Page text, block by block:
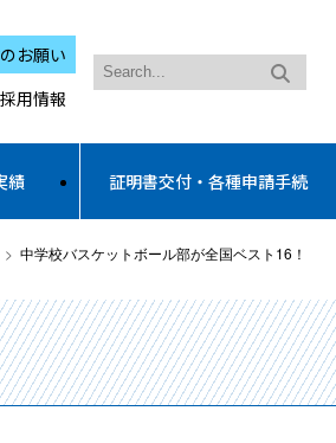
お願い
採用情報
績 証明書交付・各種申請手続
中学校バスケットボール部が全国ベスト16！